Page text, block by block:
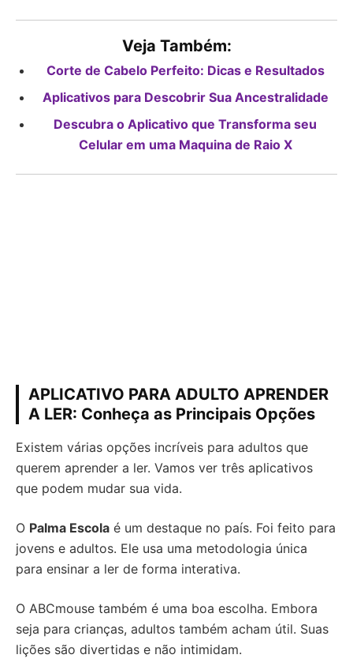
Veja Também:
Corte de Cabelo Perfeito: Dicas e Resultados
Aplicativos para Descobrir Sua Ancestralidade
Descubra o Aplicativo que Transforma seu
Celular em uma Maquina de Raio X
APLICATIVO PARA ADULTO APRENDER
A LER: Conheça as Principais Opções
Existem várias opções incríveis para adultos que
querem aprender a ler. Vamos ver três aplicativos
que podem mudar sua vida.
O Palma Escola é um destaque no país. Foi feito para
jovens e adultos. Ele usa uma metodologia única
para ensinar a ler de forma interativa.
O ABCmouse também é uma boa escolha. Embora
seja para crianças, adultos também acham útil. Suas
lições são divertidas e não intimidam.